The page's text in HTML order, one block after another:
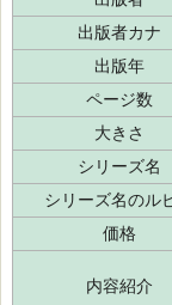
出版者カナ
出版年
ページ数
大きさ
シリーズ名
シリーズ名のル
価格
内容紹介